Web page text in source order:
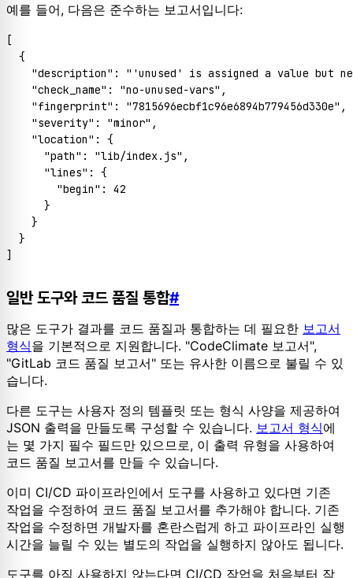
예를 들어, 다음은 준수하는 보고서입니다:
[
{
"description" :
"'unused' is assigned a value but
"check_name" : "no-unused-vars" ,
"fingerprint" : "7815696ecbf1c96e6894b779456d330e" ,
"severity" : "minor" ,
"location" :
{
"path" : "lib/index.js" ,
"lines" :
{
"begin" :
42
}
}
}
]
일반 도구와 코드 품질 통합#
많은 도구가 결과를 코드 품질과 통합하는 데 필요한 보고서
형식을 기본적으로 지원합니다. "CodeClimate 보고서",
"GitLab 코드 품질 보고서" 또는 유사한 이름으로 불릴 수 있
습니다.
다른 도구는 사용자 정의 템플릿 또는 형식 사양을 제공하여
JSON 출력을 만들도록 구성할 수 있습니다. 보고서 형식에
는 몇 가지 필수 필드만 있으므로, 이 출력 유형을 사용하여
코드 품질 보고서를 만들 수 있습니다.
이미 CI/CD 파이프라인에서 도구를 사용하고 있다면 기존
작업을 수정하여 코드 품질 보고서를 추가해야 합니다. 기존
작업을 수정하면 개발자를 혼란스럽게 하고 파이프라인 실행
시간을 늘릴 수 있는 별도의 작업을 실행하지 않아도 됩니다.
도구를 아직 사용하지 않는다면 CI/CD 작업을 처음부터 작